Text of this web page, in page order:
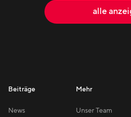
alle
Beiträge
News
Mehr
Unser Team